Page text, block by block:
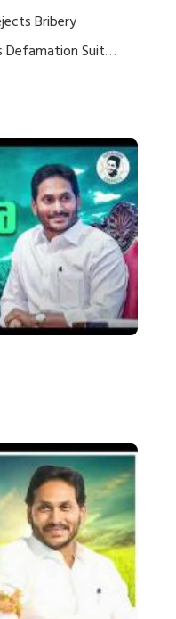
Bribery
Defamation Suit